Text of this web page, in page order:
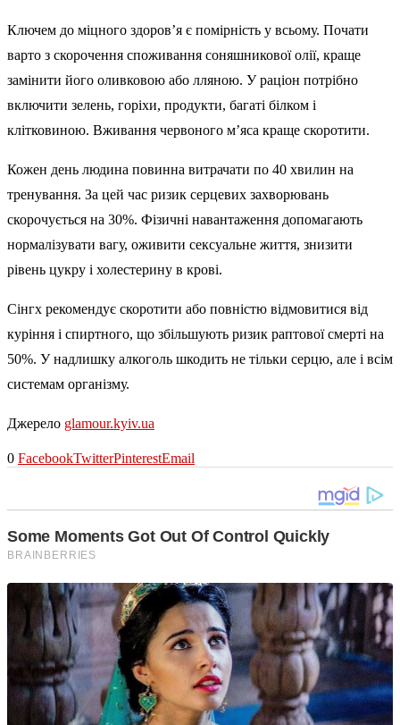
Ключем до міцного здоров’я є помірність у всьому. Почати
варто з скорочення споживання соняшникової олії, краще
замінити його оливковою або лляною. У раціон потрібно
включити зелень, горіхи, продукти, багаті білком і
клітковиною. Вживання червоного м’яса краще скоротити.
Кожен день людина повинна витрачати по 40 хвилин на
тренування. За цей час ризик серцевих захворювань
скорочується на 30%. Фізичні навантаження допомагають
нормалізувати вагу, оживити сексуальне життя, знизити
рівень цукру і холестерину в крові.
Сінгх рекомендує скоротити або повністю відмовитися від
куріння і спиртного, що збільшують ризик раптової смерті на
50%. У надлишку алкоголь шкодить не тільки серцю, але і всім
системам організму.
Джерело glamour.kyiv.ua
0 FacebookTwitterPinterestEmail